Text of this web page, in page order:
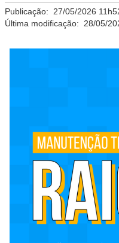
Publicação: 27/05/2026
Última modificação: 28/05/